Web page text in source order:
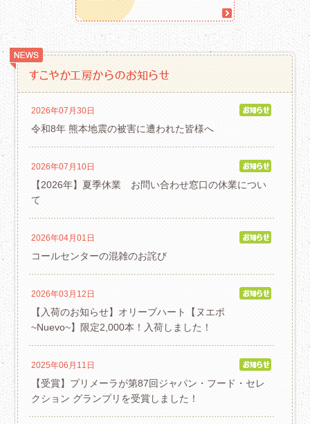
2026年07月30日
令和8年 熊本地震の被害に遭われた皆様へ
2026年07月10日
【2026年】夏季休業 お問い合わせ窓口の休業につい
て
2026年04月01日
コールセンターの混雑のお詫び
2026年03月12日
【入荷のお知らせ】オリーブハート【ヌエボ
~Nuevo~】限定2,000本！入荷しました！
2025年06月11日
【受賞】プリメーラが第87回ジャパン・フード・セレ
クション グランプリを受賞しました！